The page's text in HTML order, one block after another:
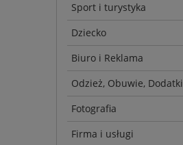
Sport i turystyka
Dziecko
Biuro i Reklama
Odzież, Obuwie, Dodatki
Fotografia
Firma i usługi